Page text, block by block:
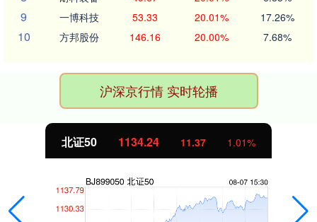
9 一博科技 53.33 20.01% 17.26%
10 方邦股份 146.16 20.00% 7.68%
沪深京行情 实时轮播
北证50 1134.24 11.37 1.01%